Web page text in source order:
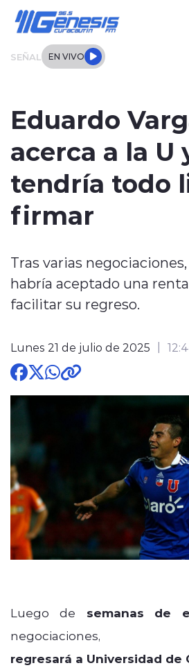
SEÑAL EN VIVO
Entrevistas
Deportes
Eduardo
acerca a la U
tendría todo
firmar
Tras varias
habría aceptado una
facilitar su regreso.
Lunes 21 de julio de 2025
Luego de semanas de
negociaciones,
regresará a Universidad de